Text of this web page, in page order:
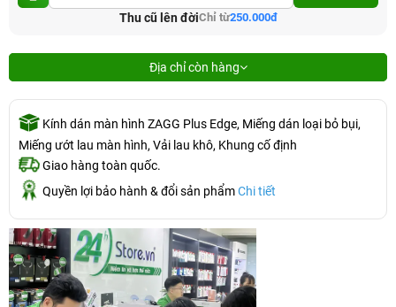
Thu cũ lên đờiChỉ từ250.000đ
Địa chỉ còn hàng
Kính dán màn hình ZAGG Plus Edge, Miếng dán loại bỏ bụi,
Miếng ướt lau màn hình, Vải lau khô, Khung cố định
Giao hàng toàn quốc.
Quyền lợi bảo hành & đổi sản phẩmChi tiết